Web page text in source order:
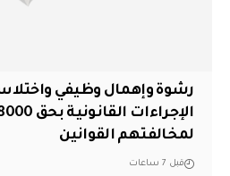
رشوة وإهمال وظيفي
لمخالفتهم القوانين
قبل 7 ساعات